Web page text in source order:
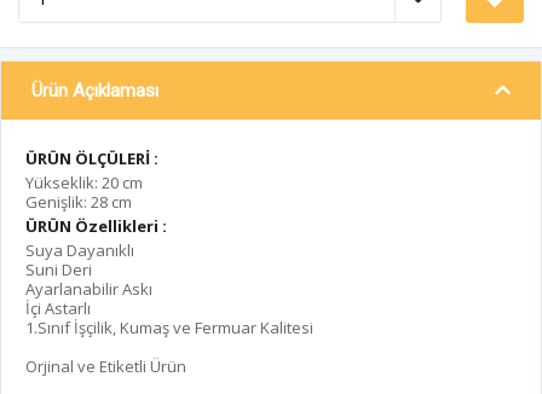
Ürün Açıklaması
ÜRÜN ÖLÇÜLERİ :
Yükseklik: 20 cm
Genişlik: 28 cm
ÜRÜN Özellikleri :
Suya Dayanıklı
Suni Deri
Ayarlanabilir Askı
İçi Astarlı
1.Sınıf İşçilik, Kumaş ve Fermuar Kalitesi
Orjinal ve Etiketli Ürün